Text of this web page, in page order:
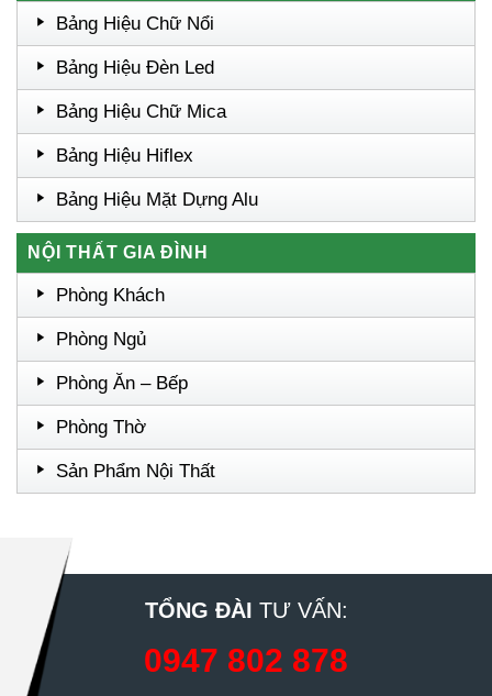
Bảng Hiệu Chữ Nổi
Bảng Hiệu Đèn Led
Bảng Hiệu Chữ Mica
Bảng Hiệu Hiflex
Bảng Hiệu Mặt Dựng Alu
NỘI THẤT GIA ĐÌNH
Phòng Khách
Phòng Ngủ
Phòng Ăn – Bếp
Phòng Thờ
Sản Phẩm Nội Thất
TỔNG ĐÀI TƯ VẤN:
0947 802 878